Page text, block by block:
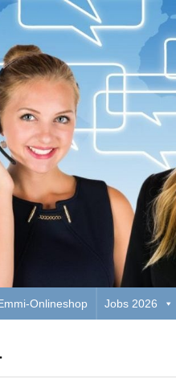
Onlineshop Jobs 2026